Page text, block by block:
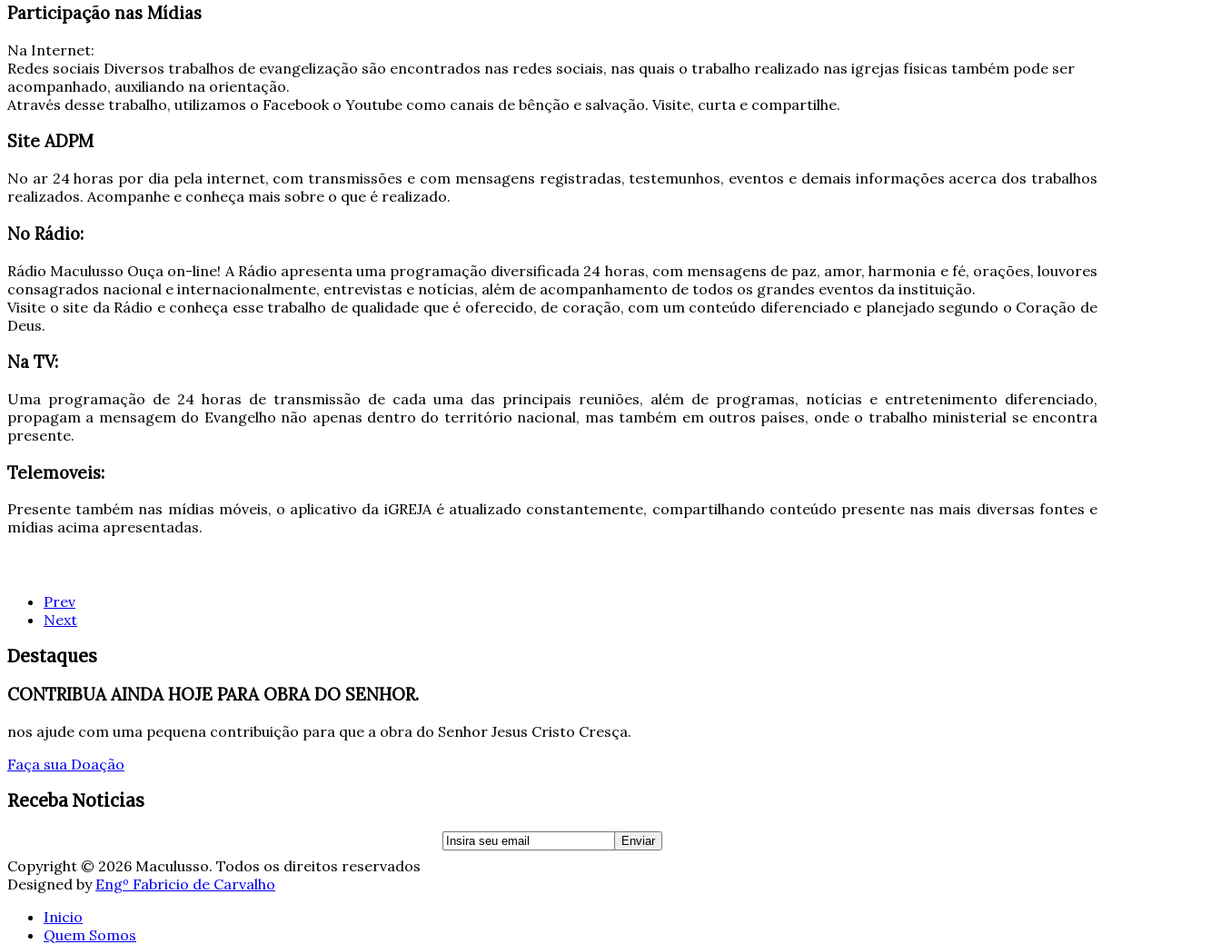
Participação nas Mídias
Na Internet:
Redes sociais Diversos trabalhos de evangelização são encontrados nas redes sociais, nas quais o trabalho realizado nas igrejas físicas também pode ser
acompanhado, auxiliando na orientação.
Através desse trabalho, utilizamos o Facebook o Youtube como canais de bênção e salvação. Visite, curta e compartilhe.
Site ADPM
No ar 24 horas por dia pela internet, com transmissões e com mensagens registradas, testemunhos, eventos e demais informações acerca dos trabalhos
realizados. Acompanhe e conheça mais sobre o que é realizado.
No Rádio:
Rádio Maculusso Ouça on-line! A Rádio apresenta uma programação diversificada 24 horas, com mensagens de paz, amor, harmonia e fé, orações, louvores
consagrados nacional e internacionalmente, entrevistas e notícias, além de acompanhamento de todos os grandes eventos da instituição.
Visite o site da Rádio e conheça esse trabalho de qualidade que é oferecido, de coração, com um conteúdo diferenciado e planejado segundo o Coração de
Deus.
Na TV:
Uma programação de 24 horas de transmissão de cada uma das principais reuniões, além de programas, notícias e entretenimento diferenciado,
propagam a mensagem do Evangelho não apenas dentro do território nacional, mas também em outros países, onde o trabalho ministerial se encontra
presente.
Telemoveis:
Presente também nas mídias móveis, o aplicativo da iGREJA é atualizado constantemente, compartilhando conteúdo presente nas mais diversas fontes e
mídias acima apresentadas.
Prev
Next
Destaques
CONTRIBUA AINDA HOJE PARA OBRA DO SENHOR.
nos ajude com uma pequena contribuição para que a obra do Senhor Jesus Cristo Cresça.
Faça sua Doação
Receba Noticias
Copyright © 2026 Maculusso. Todos os direitos reservados
Designed by Engº Fabricio de Carvalho
Inicio
Quem Somos